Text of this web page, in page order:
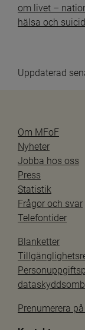
om livet –
hälsa och
Uppdaterad
Om MFoF
Nyheter
Jobba hos oss
Press
Statistik
Frågor och svar
Telefontider
Blanketter
Prenumerera